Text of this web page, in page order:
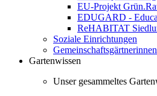
EU-Projekt
EDUGARD -
ReHABITAT
Soziale Einrichtungen
Gartenwissen
Unser gesammeltes